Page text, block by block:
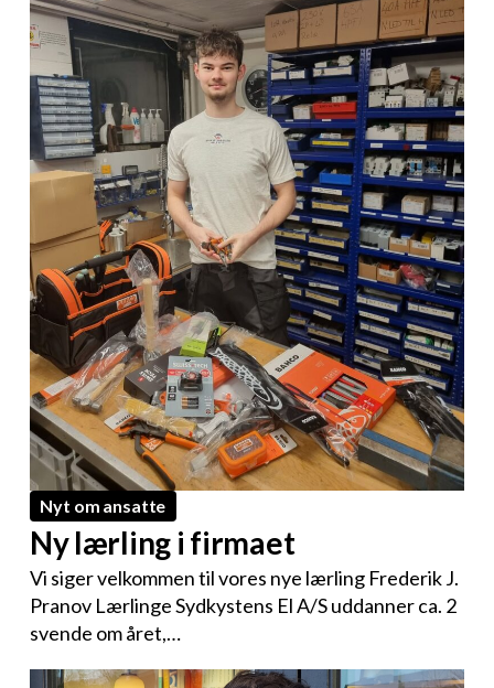
Nyt om ansatte
Ny lærling i firmaet
Vi siger velkommen til vores nye lærling Frederik J.
Pranov Lærlinge Sydkystens El A/S uddanner ca. 2
svende om året,…